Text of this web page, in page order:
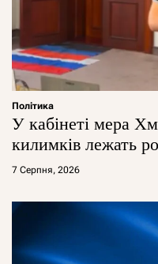
Політика
У кабінеті мера
килимків лежать
7 Серпня, 2026